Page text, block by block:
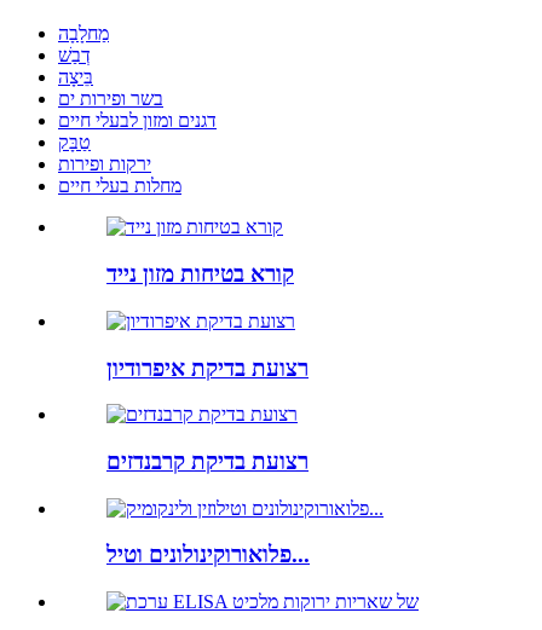
מַחלָבָה
דְבַשׁ
בֵּיצָה
בשר ופירות ים
דגנים ומזון לבעלי חיים
טַבָּק
ירקות ופירות
מחלות בעלי חיים
קורא בטיחות מזון נייד
רצועת בדיקת איפרודיון
רצועת בדיקת קרבנדזים
פלואורוקינולונים וטיל...